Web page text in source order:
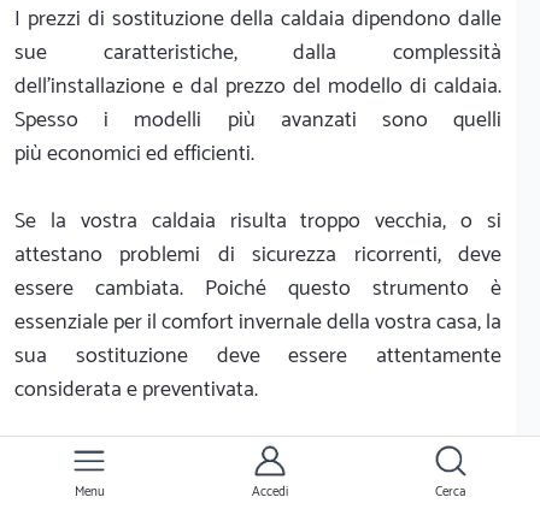
I prezzi di sostituzione della caldaia dipendono dalle
sue caratteristiche, dalla complessità
dell'installazione e dal prezzo del modello di caldaia.
Spesso i modelli più avanzati sono quelli
più economici ed efficienti.
Se la vostra caldaia risulta troppo vecchia, o si
attestano problemi di sicurezza ricorrenti, deve
essere cambiata. Poiché questo strumento è
essenziale per il comfort invernale della vostra casa, la
sua sostituzione deve essere attentamente
considerata e preventivata.
Trova i migliori idraulici a Treviso per
Menu Accedi Cerca